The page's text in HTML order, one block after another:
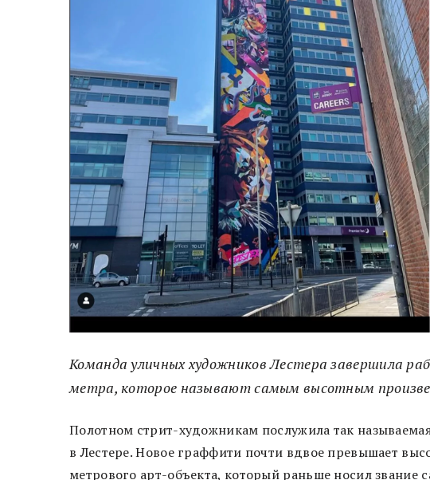
Команда уличных художников Лестера завершила
метра, которое называют самым высотным
Полотном стрит-художникам послужила так
в Лестере. Новое граффити почти вдвое превышает
метрового арт-объекта, который раньше носил звание